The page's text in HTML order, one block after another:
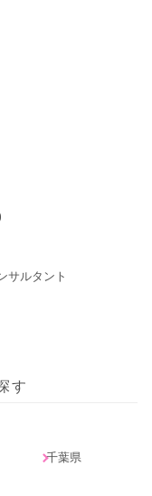
サルタント
す
千葉県